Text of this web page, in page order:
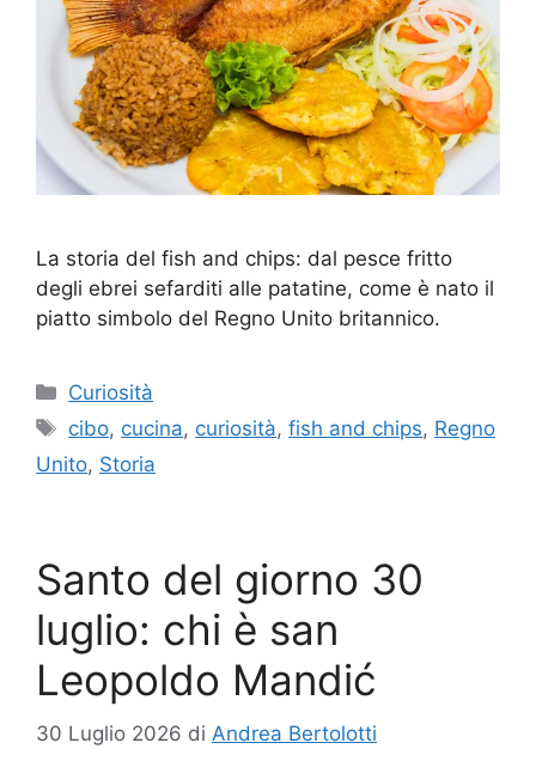
La storia del fish and chips: dal pesce fritto
degli ebrei sefarditi alle patatine, come è nato il
piatto simbolo del Regno Unito britannico.
Categorie
Curiosità
Tag
cibo, cucina, curiosità,fish and chips, Regno
Unito, Storia
Santo del giorno 30
luglio: chi è san
Leopoldo Mandić
30 Luglio 2026 di Andrea Bertolotti